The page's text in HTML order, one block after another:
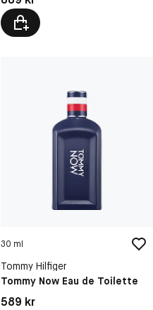
30 ml
Tommy Hilfiger
Tommy Now Eau de Toilette
Pris: 589 kr
589 kr